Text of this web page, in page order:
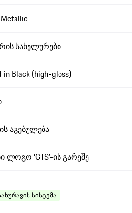
Metallic
სახელურები
in Black (high-gloss)
აგებულება
‘GTS’-ის გარეშე
სისტემა